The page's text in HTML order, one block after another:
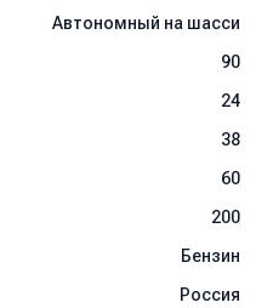
давления
и твёрдых отложений
100–350 мм (в
Автономный на шасси
90
24
38
60
200
Бензин
Россия